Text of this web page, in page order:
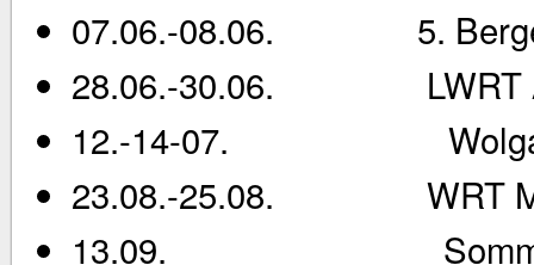
07.06.-08.06. 5.
28.06.-30.06. LWRT
12.-14-07. Wolgaster
23.08.-25.08. WRT
13.09.